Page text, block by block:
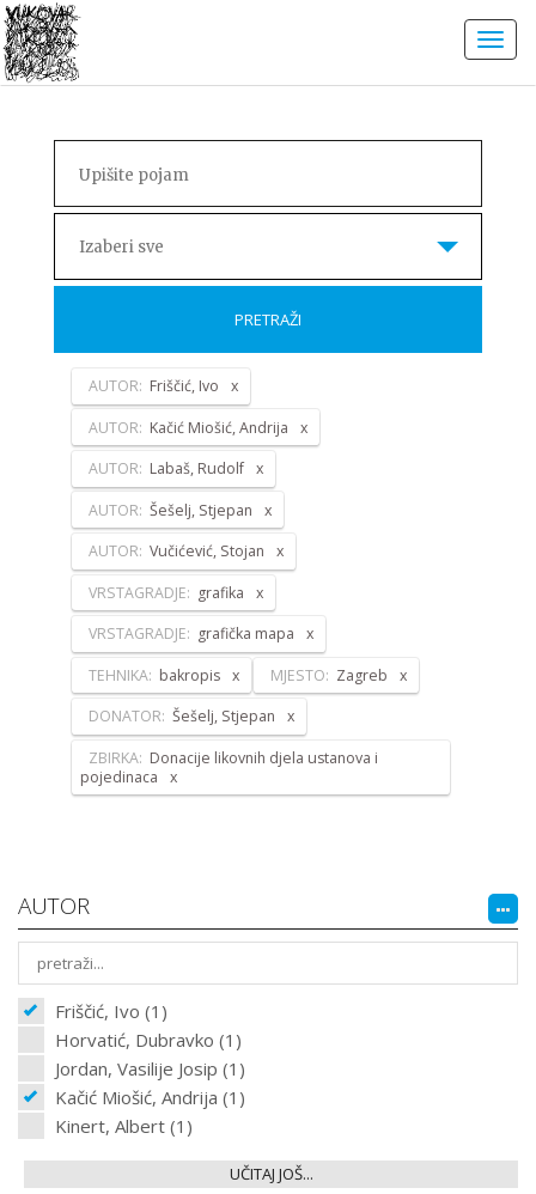
Izaberi sve
PRETRAŽI
AUTOR: Friščić, Ivo
AUTOR: Kačić Miošić, Andrija
AUTOR: Labaš, Rudolf
AUTOR: Šešelj, Stjepan
AUTOR: Vučićević, Stojan
VRSTAGRADJE: grafika
VRSTAGRADJE: grafička mapa
TEHNIKA: bakropis MJESTO: Zagreb
DONATOR: Šešelj, Stjepan
ZBIRKA: Donacije likovnih djela ustanova i
pojedinaca
AUTOR
Friščić, Ivo (1)
Horvatić, Dubravko (1)
Jordan, Vasilije Josip (1)
Kačić Miošić, Andrija (1)
Kinert, Albert (1)
UČITAJ JOŠ...